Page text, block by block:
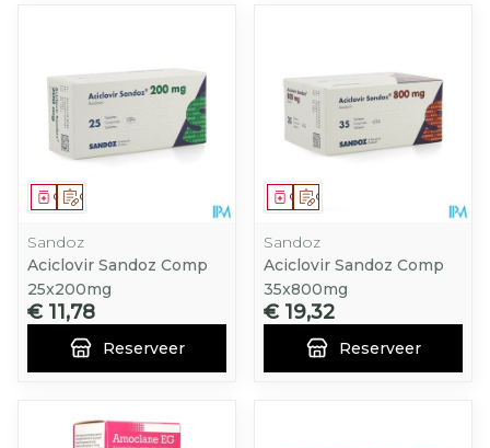
Op voorschrift
Geneesmiddel
Sandoz
Aciclovir Sandoz Comp
25x200mg
€ 11,78
Reserveer
Op voorschrift
Geneesmiddel
Sandoz
Aciclovir Sandoz Comp
35x800mg
€ 19,32
Reserveer